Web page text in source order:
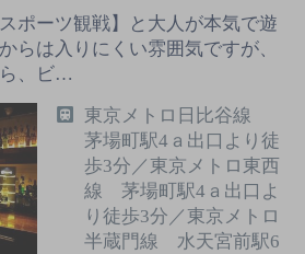
ポーツ観戦】と大人が本気で遊
らは入りにくい雰囲気ですが、
、ビ…
東京メトロ日比谷線
茅場町駅4ａ出口より徒
歩3分／東京メトロ東西
線 茅場町駅4ａ出口よ
り徒歩3分／東京メトロ
半蔵門線 水天宮前駅6